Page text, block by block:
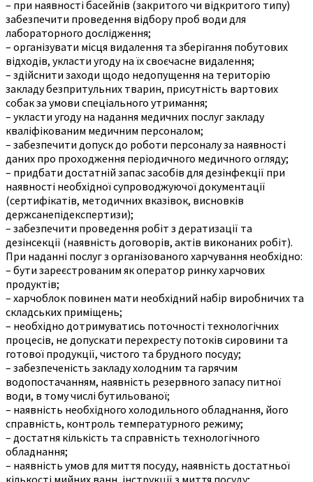
– при наявності басейнів (закритого чи відкритого типу)
забезпечити проведення відбору проб води для
лабораторного дослідження;
– організувати місця видалення та зберігання побутових
відходів, укласти угоду на їх своєчасне видалення;
– здійснити заходи щодо недопущення на територію
закладу безпритульних тварин, присутність вартових
собак за умови спеціального утримання;
– укласти угоду на надання медичних послуг закладу
кваліфікованим медичним персоналом;
– забезпечити допуск до роботи персоналу за наявності
даних про проходження періодичного медичного огляду;
– придбати достатній запас засобів для дезінфекції при
наявності необхідної супроводжуючої документації
(сертифікатів, методичних вказівок, висновків
держсанепідекспертизи);
– забезпечити проведення робіт з дератизації та
дезінсекції (наявність договорів, актів виконаних робіт).
При наданні послуг з організованого харчування необхідно:
– бути зареєстрованим як оператор ринку харчових
продуктів;
– харчоблок повинен мати необхідний набір виробничих та
складських приміщень;
– необхідно дотримуватись поточності технологічних
процесів, не допускати перехресту потоків сировини та
готової продукції, чистого та брудного посуду;
– забезпеченість закладу холодним та гарячим
водопостачанням, наявність резервного запасу питної
води, в тому числі бутильованої;
– наявність необхідного холодильного обладнання, його
справність, контроль температурного режиму;
– достатня кількість та справність технологічного
обладнання;
– наявність умов для миття посуду, наявність достатньої
кількості мийних ванн, інструкції з миття посуду;